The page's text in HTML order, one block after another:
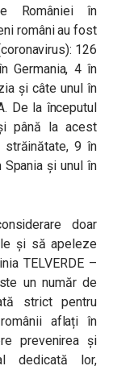
României în
români au fost
126
Germania, 4 în
și câte unul în
De la începutul
până la acest
9 în
Spania și unul în
doar
și să apeleze
TELVERDE –
un număr de
strict pentru
aflați în
prevenirea și
dedicată lor,